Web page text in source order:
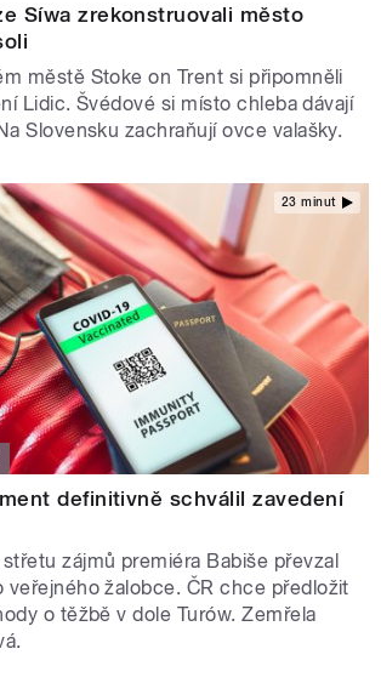
Síwa zrekonstruovali město
městě Stoke on Trent si připomněli
Lidic. Švédové si místo chleba dávají
Slovensku zachraňují ovce valašky.
23 minut
definitivně schválil zavedení
zájmů premiéra Babiše převzal
veřejného žalobce. ČR chce předložit
o těžbě v dole Turów. Zemřela